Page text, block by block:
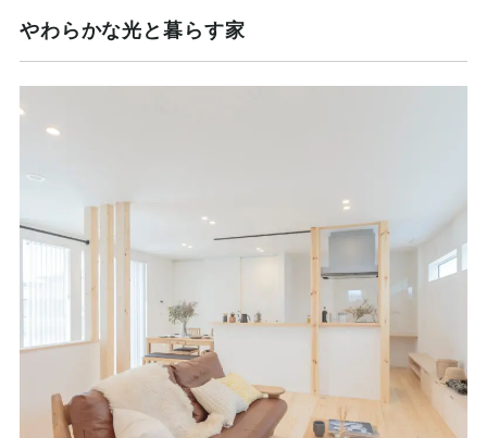
やわらかな光と暮らす家